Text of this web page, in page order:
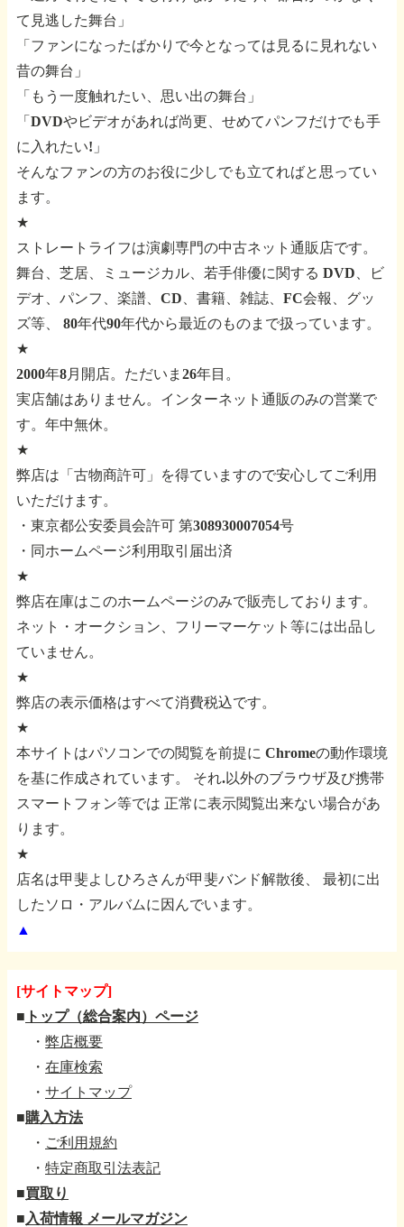
て見逃した舞台」
「ファンになったばかりで今となっては見るに見れない
昔の舞台」
「もう一度触れたい、思い出の舞台」
「DVDやビデオがあれば尚更、せめてパンフだけでも手
に入れたい!」
そんなファンの方のお役に少しでも立てればと思ってい
ます。
★
ストレートライフは演劇専門の中古ネット通販店です。
舞台、芝居、ミュージカル、若手俳優に関する DVD、ビ
デオ、パンフ、楽譜、CD、書籍、雑誌、FC会報、グッ
ズ等、
80年代90年代から最近のものまで扱っています。
★
2000年8月開店。ただいま26年目。
実店舗はありません。インターネット通販のみの営業で
す。年中無休。
★
弊店は「古物商許可」を得ていますので安心してご利用
いただけます。
・東京都公安委員会許可 第308930007054号
・同ホームページ利用取引届出済
★
弊店在庫はこのホームページのみで販売しております。
ネット・オークション、フリーマーケット等には出品し
ていません。
★
弊店の表示価格はすべて消費税込です。
★
本サイトはパソコンでの閲覧を前提に Chromeの動作環境
を基に作成されています。
それ.以外のブラウザ及び携帯
スマートフォン等では 正常に表示閲覧出来ない場合があ
ります。
★
店名は甲斐よしひろさんが甲斐バンド解散後、
最初に出
したソロ・アルバムに因んでいます。
▲
[サイトマップ]
■ トップ（総合案内）ページ
・ 弊店概要
・ 在庫検索
・ サイトマップ
■購入方法
・ ご利用規約
・ 特定商取引法表記
■買取り
■ 入荷情報 メールマガジン